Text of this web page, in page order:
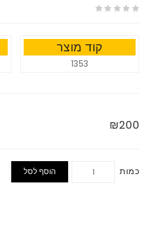
קוד מוצר
1353
₪200
כמות הוסף לסל